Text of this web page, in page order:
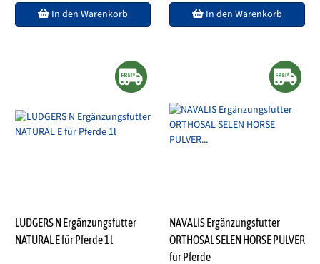
In den Warenkorb In den Warenkorb
LUDGERS N Ergänzungsfutter
NATURAL E für Pferde 1l
NAVALIS Ergänzungsfutter
ORTHOSAL SELEN HORSE PULVER
für Pferde